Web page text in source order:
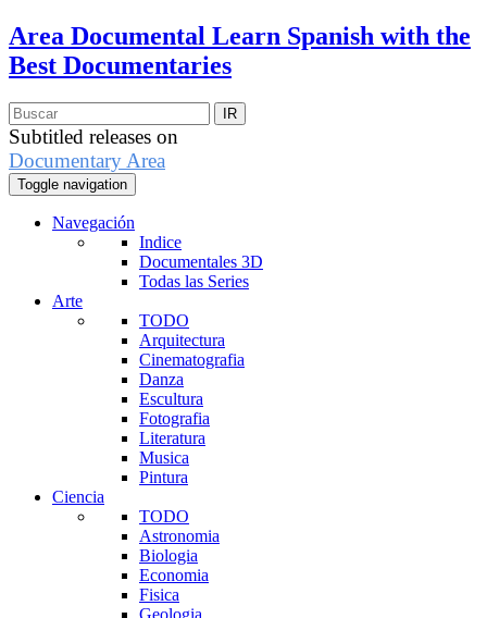
Area Documental Learn Spanish with the
Best Documentaries
Subtitled releases on
Documentary Area
Toggle navigation
Navegación
Indice
Documentales 3D
Todas las Series
Arte
TODO
Arquitectura
Cinematografia
Danza
Escultura
Fotografia
Literatura
Musica
Pintura
Ciencia
TODO
Astronomia
Biologia
Economia
Fisica
Geologia